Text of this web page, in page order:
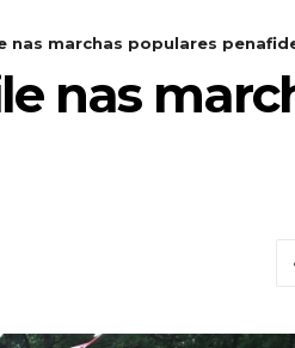
nas marchas populares
nas